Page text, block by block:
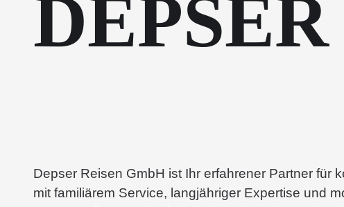
Depser Reisen GmbH ist Ihr erfahrener Partner für
mit familiärem Service, langjähriger Expertise und